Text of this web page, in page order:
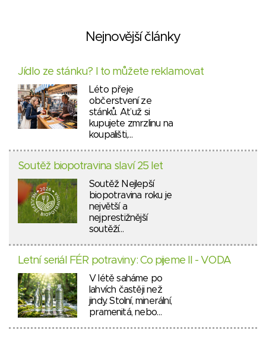
Nejnovější články
Jídlo ze stánku? I to můžete reklamovat
Léto přeje
občerstvení ze
stánků. Ať už si
kupujete zmrzlinu na
koupališti,…
Soutěž biopotravina slaví 25 let
Soutěž Nejlepší
biopotravina roku je
největší a
nejprestižnější
soutěží…
Letní seriál FÉR potraviny: Co pijeme II - VODA
V létě saháme po
lahvích častěji než
jindy. Stolní, minerální,
pramenitá, nebo…